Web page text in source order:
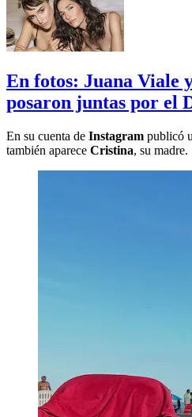
En fotos: Juana Viale
posaron juntas por el
En su cuenta de Instagram publicó
también aparece Cristina, su madre.